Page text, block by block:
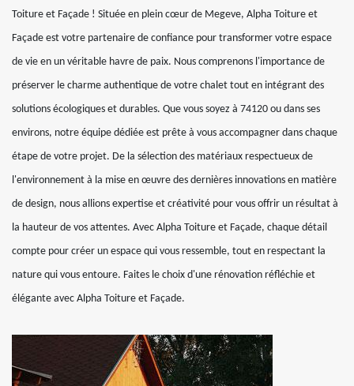
Toiture et Façade ! Située en plein cœur de Megeve, Alpha Toiture et
Façade est votre partenaire de confiance pour transformer votre espace
de vie en un véritable havre de paix. Nous comprenons l'importance de
préserver le charme authentique de votre chalet tout en intégrant des
solutions écologiques et durables. Que vous soyez à 74120 ou dans ses
environs, notre équipe dédiée est prête à vous accompagner dans chaque
étape de votre projet. De la sélection des matériaux respectueux de
l'environnement à la mise en œuvre des dernières innovations en matière
de design, nous allions expertise et créativité pour vous offrir un résultat à
la hauteur de vos attentes. Avec Alpha Toiture et Façade, chaque détail
compte pour créer un espace qui vous ressemble, tout en respectant la
nature qui vous entoure. Faites le choix d'une rénovation réfléchie et
élégante avec Alpha Toiture et Façade.